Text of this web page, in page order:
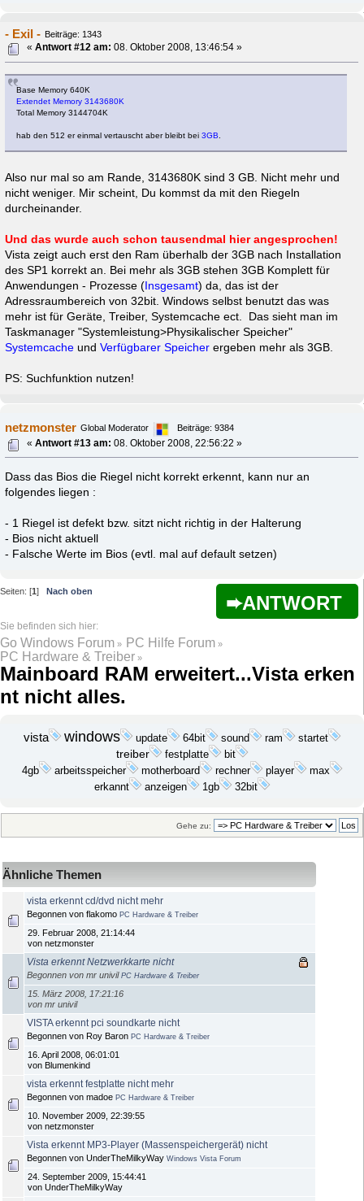
- Exil - Beiträge: 1343
«Antwort #12 am: 08. Oktober 2008, 13:46:54 »
Base Memory 640K
Extendet Memory 3143680K
Total Memory 3144704K
hab den 512 er einmal vertauscht aber bleibt bei3GB.
Also nur mal so am Rande, 3143680K sind 3 GB. Nicht mehr und
nicht weniger. Mir scheint, Du kommst da mit den Riegeln
durcheinander.
Und das wurde auch schon tausendmal hier angesprochen!
Vista zeigt auch erst den Ram überhalb der 3GB nach Installation
des SP1 korrekt an. Bei mehr als 3GB stehen 3GB Komplett für
Anwendungen - Prozesse ( Insgesamt) da, das ist der
Adressraumbereich von 32bit. Windows selbst benutzt das was
mehr ist für Geräte, Treiber, Systemcache ect. Das sieht man im
Taskmanager "Systemleistung>Physikalischer Speicher"
Systemcache undVerfügbarer Speicher ergeben mehr als 3GB.
PS: Suchfunktion nutzen!
netzmonster Global Moderator
Beiträge: 9384
«Antwort #13 am: 08. Oktober 2008, 22:56:22 »
Dass das Bios die Riegel nicht korrekt erkennt, kann nur an
folgendes liegen :
- 1 Riegel ist defekt bzw. sitzt nicht richtig in der Halterung
- Bios nicht aktuell
- Falsche Werte im Bios (evtl. mal auf default setzen)
ANTWORT
Seiten: [1 ] Nach oben
Go Windows Forum » PC Hilfe Forum »
PC Hardware & Treiber »
Mainboard RAM erweitert...Vista erken
nt nicht alles.
vista windows update 64bit sound ram
startet
treiber
festplatte bit
4gb arbeitsspeicher motherboard rechner player max
erkannt anzeigen 1gb 32bit
Gehe zu:
Ähnliche Themen
vista erkennt cd/dvd nicht mehr
Begonnen von flakomo PC Hardware & Treiber
29. Februar 2008, 21:14:44
von netzmonster
Vista erkennt Netzwerkkarte nicht
Begonnen von mr univil PC Hardware & Treiber
15. März 2008, 17:21:16
von mr univil
VISTA erkennt pci soundkarte nicht
Begonnen von Roy Baron PC Hardware & Treiber
16. April 2008, 06:01:01
von Blumenkind
vista erkennt festplatte nicht mehr
Begonnen von madoe PC Hardware & Treiber
10. November 2009, 22:39:55
von netzmonster
Vista erkennt MP3-Player (Massenspeichergerät) nicht
Begonnen von UnderTheMilkyWay Windows Vista Forum
24. September 2009, 15:44:41
von UnderTheMilkyWay